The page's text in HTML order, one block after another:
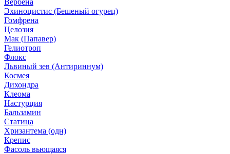
Вербена
Эхиноцистис (Бешеный огурец)
Гомфрена
Целозия
Мак (Папавер)
Гелиотроп
Флокс
Львиный зев (Антириннум)
Космея
Дихондра
Клеома
Настурция
Бальзамин
Статица
Хризантема (одн)
Крепис
Фасоль вьющаяся